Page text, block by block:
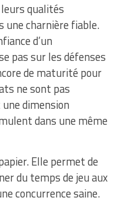
qualités
une charnière fiable.
d’un
pas sur les défenses
de maturité pour
ne sont pas
dimension
dans une même
Elle permet de
du temps de jeu aux
concurrence saine.